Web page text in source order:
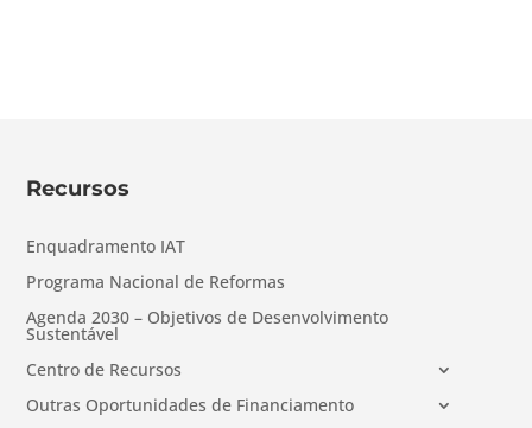
Recursos
Enquadramento IAT
Programa Nacional de Reformas
Agenda 2030 – Objetivos de Desenvolvimento
Sustentável
Centro de Recursos
Outras Oportunidades de Financiamento